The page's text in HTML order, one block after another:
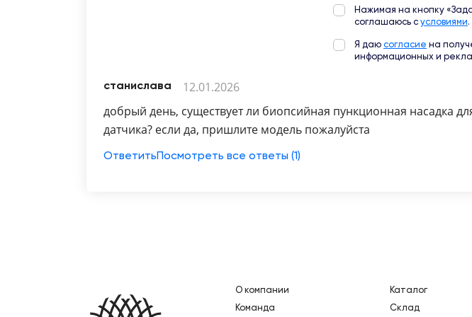
Нажимая на кнопку
соглашаюсь с условиями.
Я даю согласие на
информационных и
станислава
12.01.2026
добрый день, существует ли биопсийная пункционная насадка
датчика? если да, пришлите модель пожалуйста
ОтветитьПосмотреть все ответы (1)
О компании
Команда
Каталог
Склад